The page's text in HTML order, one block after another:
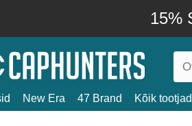
15%
New Era 47 Brand Kõik tootjad